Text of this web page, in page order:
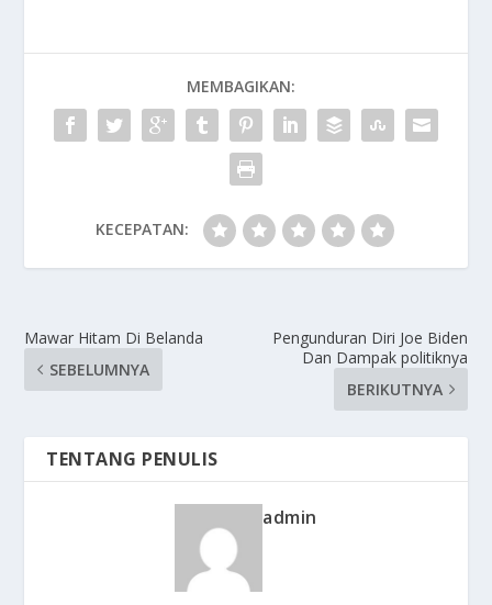
MEMBAGIKAN:
KECEPATAN:
Mawar Hitam Di Belanda
SEBELUMNYA
Pengunduran Diri Joe Biden
Dan Dampak politiknya
BERIKUTNYA
TENTANG PENULIS
admin